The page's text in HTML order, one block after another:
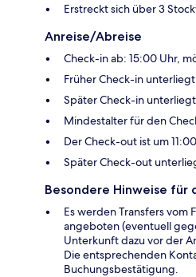
Erstreckt sich über 3
Anreise/Abreise
Check-in ab: 15:00 Uhr,
Früher Check-in
Später Check-in
Mindestalter für den
Der Check-out ist um
Später Check-out
Besondere Hinweise für
Es werden Transfers vom
angeboten (eventuell
Unterkunft dazu vor der
Die entsprechenden
Buchungsbestätigung.